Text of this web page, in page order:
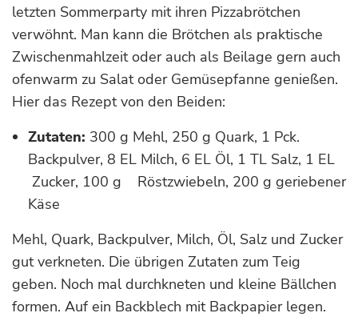
letzten Sommerparty mit ihren Pizzabrötchen
verwöhnt. Man kann die Brötchen als praktische
Zwischenmahlzeit oder auch als Beilage gern auch
ofenwarm zu Salat oder Gemüsepfanne genießen.
Hier das Rezept von den Beiden:
Zutaten: 300 g Mehl, 250 g Quark, 1 Pck.
Backpulver, 8 EL Milch, 6 EL Öl, 1 TL Salz, 1 EL
Zucker, 100 g Röstzwiebeln, 200 g geriebener
Käse
Mehl, Quark, Backpulver, Milch, Öl, Salz und Zucker
gut verkneten. Die übrigen Zutaten zum Teig
geben. Noch mal durchkneten und kleine Bällchen
formen. Auf ein Backblech mit Backpapier legen.